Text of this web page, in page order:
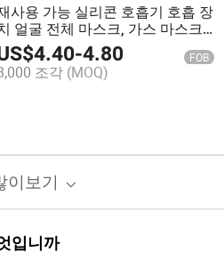
사용 가능 실리콘 호흡기 호흡 장
얼굴 전체 마스크, 가스 마스크
가스4.40-4.80 FOB
조각 (MOQ)
이보기
입니까